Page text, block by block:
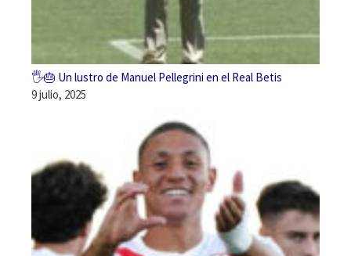
🖐️🎂 Un lustro de Manuel Pellegrini en el Real Betis
9 julio, 2025